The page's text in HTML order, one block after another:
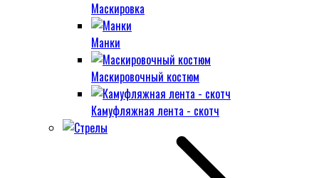
Маскировка
Манки
Маскировочный костюм
Камуфляжная лента - скотч